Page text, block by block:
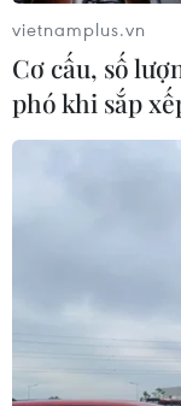
thường xuyên
Không gian
cho các loại
Với chương
Du lịch mong
thành địa chỉ
vietnamplus.vn
Cơ cấu, số
phó khi sắp